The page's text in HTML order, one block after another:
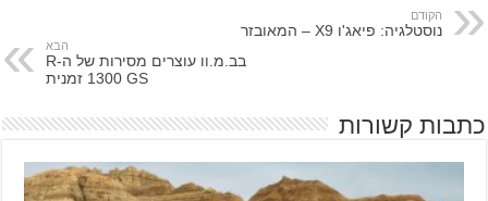
הקודם
נוסטלגיה: פיאג'ו X9 – המאובזר
הבא
בב.מ.וו עוצרים מסירות של ה-R
1300 GS זמנית
כתבות קשורות